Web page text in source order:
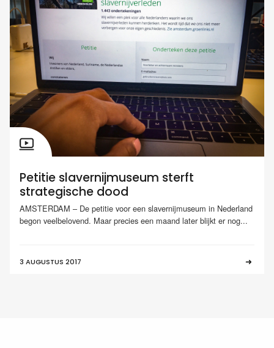
Petitie slavernijmuseum sterft
strategische dood
AMSTERDAM – De petitie voor een slavernijmuseum in Nederland
begon veelbelovend. Maar precies een maand later blijkt er nog...
3 AUGUSTUS 2017